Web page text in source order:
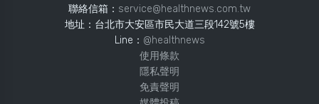
聯絡信箱： service@healthnews.com.tw
地址：台北市大安區市民大道三段142號5樓
Line： @healthnews
使用條款
隱私聲明
免責聲明